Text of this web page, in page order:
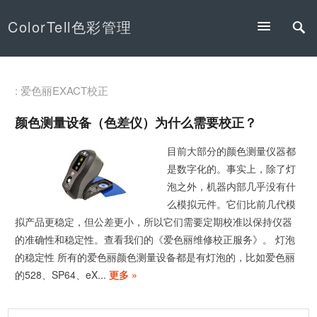
ColorTell色彩管理
: 爱色丽EXACT校正
颜色测量设备（色差仪）为什么需要校正？
目前大部分的颜色测量仪器都
是数字化的。事实上，除了灯
泡之外，机器内部几乎没有什
么模拟元件。它们比前几代模
拟产品更稳定，但公差更小，所以它们需要定期校准以保持仪器
的准确性和稳定性。查看我们的《爱色丽维修校正服务》。 灯泡
的稳定性 所有的爱色丽颜色测量设备都是有灯泡的，比如爱色丽
的528、SP64、eX...更多 »